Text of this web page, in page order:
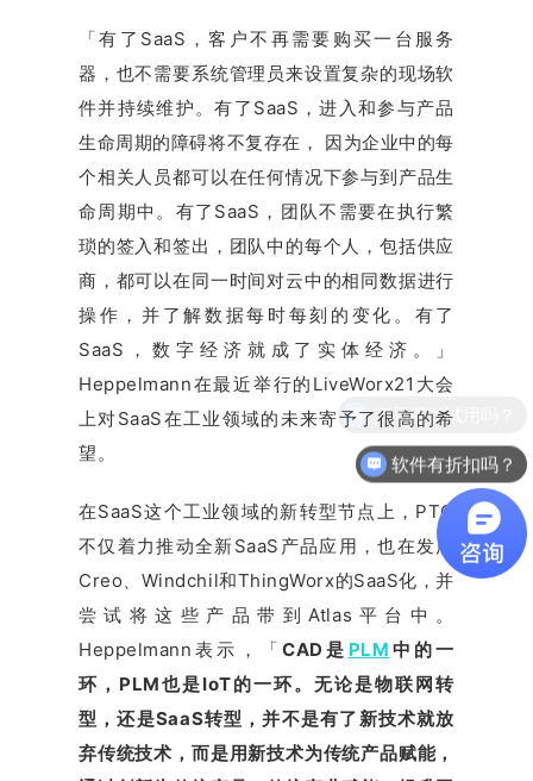
「有了SaaS，客户不再需要购买一台服务
器，也不需要系统管理员来设置复杂的现场软
件并持续维护。有了SaaS，进入和参与产品
生命周期的障碍将不复存在， 因为企业中的每
个相关人员都可以在任何情况下参与到产品生
命周期中。有了SaaS，团队不需要在执行繁
琐的签入和签出，团队中的每个人，包括供应
商，都可以在同一时间对云中的相同数据进行
操作，并了解数据每时每刻的变化。有了
SaaS，数字经济就成了实体经济。」
Heppelmann在最近举行的LiveWorx21大会
上对SaaS在工业领域的未来寄予了很高的希
望。
在SaaS这个工业领域的新转型节点上，PTC
不仅着力推动全新SaaS产品应用，也在发展
Creo、Windchil和ThingWorx的SaaS化，并
尝试将这些产品带到Atlas平台中。
Heppelmann表示，「CAD是 PLM 中的一
环，PLM也是IoT的一环。无论是物联网转
型，还是SaaS转型，并不是有了新技术就放
弃传统技术，而是用新技术为传统产品赋能，
软件有折扣吗？